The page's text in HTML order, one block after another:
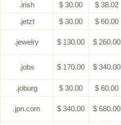
.irish
$ 30.00 $ 38.02
.jetzt
$ 30.00 $ 60.00
.jewelry $ 130.00 $ 260.00
.jobs $ 170.00 $ 340.00
.joburg
$ 30.00 $ 60.00
.jpn.com $ 340.00 $ 680.00